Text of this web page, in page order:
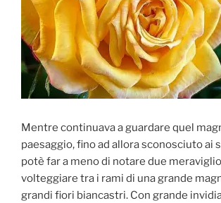
Mentre continuava a guardare quel
paesaggio, fino ad allora sconosciuto ai
potè far a meno di notare due
volteggiare tra i rami di una grande
grandi fiori biancastri. Con grande